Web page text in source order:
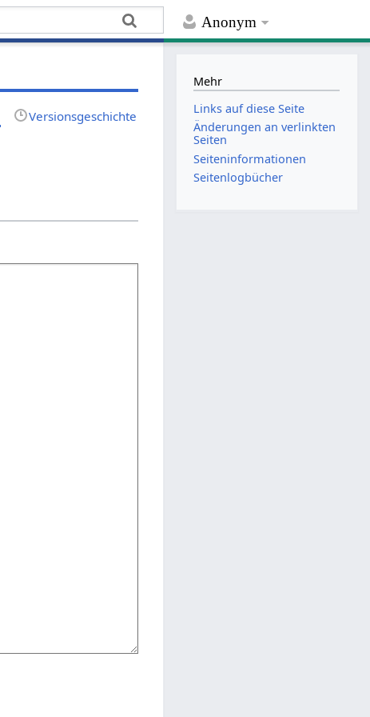
Anonym
Versionsgeschichte
Mehr
Links auf diese Seite
Änderungen an verlinkten
Seiten
Seiten­­informationen
Seitenlogbücher